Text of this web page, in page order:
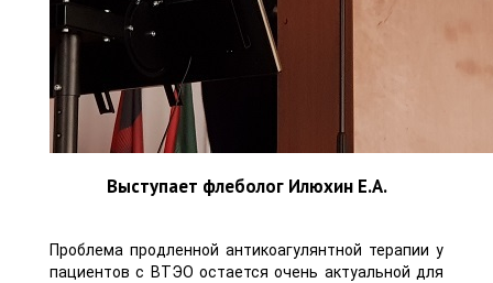
Выступает флеболог Илюхин Е.А.
Проблема продленной антикоагулянтной терапии у
пациентов с ВТЭО остается очень актуальной для